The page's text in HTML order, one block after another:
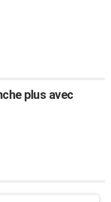
plus avec